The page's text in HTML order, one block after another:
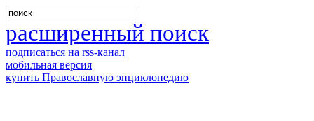
расширенный поиск
подписаться на rss-канал
мобильная версия
купить Православную энциклопедию